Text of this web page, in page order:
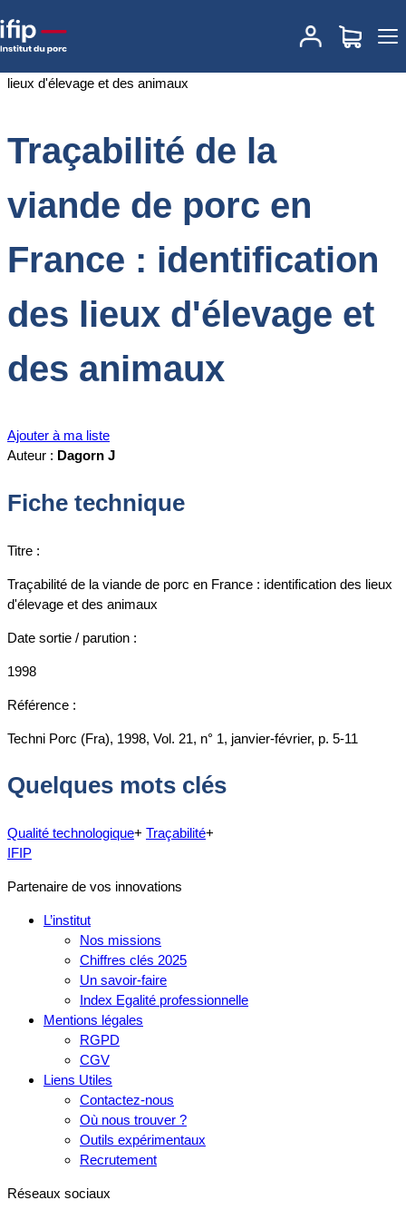
Accueil
Traçabilité de la viande de porc en
France : identification des lieux d'élevage et des animaux
Traçabilité de la
viande de porc en
France : identification
des lieux d'élevage et
des animaux
Ajouter à ma liste
Auteur : Dagorn J
Fiche technique
Titre :
Traçabilité de la viande de porc en France : identification des lieux
d'élevage et des animaux
Date sortie / parution :
1998
Référence :
Techni Porc (Fra), 1998, Vol. 21, n° 1, janvier-février, p. 5-11
Quelques mots clés
Qualité technologique+ Traçabilité+
IFIP
Partenaire de vos innovations
L’institut
Nos missions
Chiffres clés 2025
Un savoir-faire
Index Egalité professionnelle
Mentions légales
RGPD
CGV
Liens Utiles
Contactez-nous
Où nous trouver ?
Outils expérimentaux
Recrutement
Réseaux sociaux